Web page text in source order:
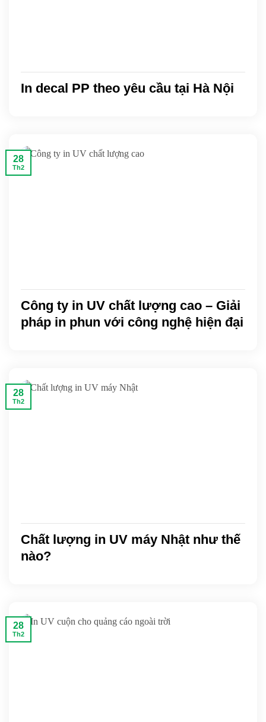
In decal PP theo yêu cầu tại Hà Nội
Công ty in UV chất lượng cao – Giải
pháp in phun với công nghệ hiện đại
28
Th2
Chất lượng in UV máy Nhật như thế
nào?
28
Th2
28
Th2